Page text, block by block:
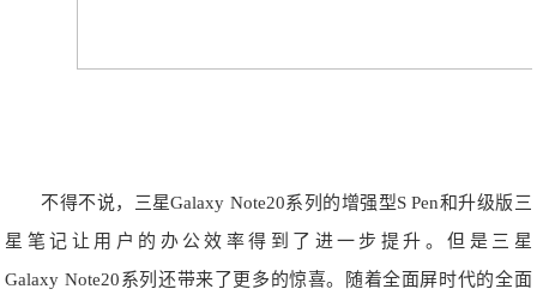
不得不说，三星Galaxy Note20系列的增强型S Pen和升级版三
星笔记让用户的办公效率得到了进一步提升。但是三星
Galaxy Note20系列还带来了更多的惊喜。随着全面屏时代的全面